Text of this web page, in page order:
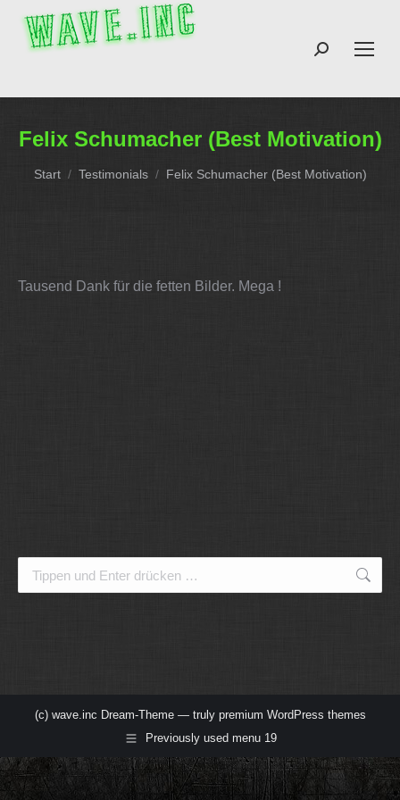
Search:
Felix Schumacher (Best Motivation)
Sie befinden sich hier:
Start Testimonials Felix Schumacher (Best Motivation)
Tausend Dank für die fetten Bilder. Mega !
Search:
(c) wave.inc Dream-Theme — truly premium WordPress themes
Previously used menu 19